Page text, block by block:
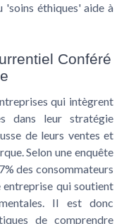
'soins éthiques' aide à
Conféré
qui intègrent
dans leur stratégie
de leurs ventes et
Selon une enquête
des consommateurs
qui soutient
Il est donc
de comprendre